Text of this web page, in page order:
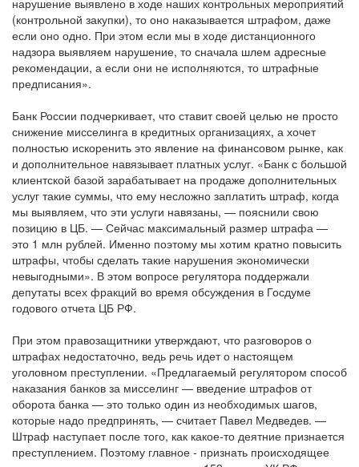
(контрольной закупки), то оно наказывается штрафом, даже
если оно одно. При этом если мы в ходе дистанционного
надзора выявляем нарушение, то сначала шлем адресные
рекомендации, а если они не исполняются, то штрафные
предписания».
Банк России подчеркивает, что ставит своей целью не просто
снижение мисселинга в кредитных организациях, а хочет
полностью искоренить это явление на финансовом рынке, как
и дополнительное навязывает платных услуг. «Банк с большой
клиентской базой зарабатывает на продаже дополнительных
услуг такие суммы, что ему несложно заплатить штраф, когда
мы выявляем, что эти услуги навязаны, — пояснили свою
позицию в ЦБ. — Сейчас максимальный размер штрафа —
это 1 млн рублей. Именно поэтому мы хотим кратно повысить
штрафы, чтобы сделать такие нарушения экономически
невыгодными». В этом вопросе регулятора поддержали
депутаты всех фракций во время обсуждения в Госдуме
годового отчета ЦБ РФ.
При этом правозащитники утверждают, что разговоров о
штрафах недостаточно, ведь речь идет о настоящем
уголовном преступлении. «Предлагаемый регулятором способ
наказания банков за мисселинг — введение штрафов от
оборота банка — это только один из необходимых шагов,
которые надо предпринять, — считает Павел Медведев. —
Штраф наступает после того, как какое-то деятние признается
преступлением. Поэтому главное - признать происходящее